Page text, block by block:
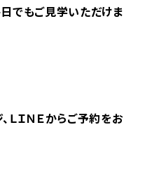
日でもご見学いただけま
ＩＮＥからご予約をお